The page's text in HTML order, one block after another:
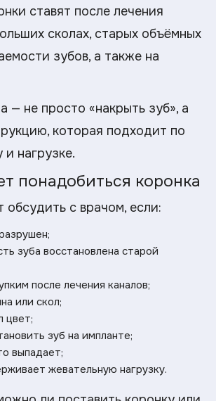
ставят после лечения
сколах, старых объёмных
зубов, а также на
— не просто «накрыть зуб», а
которая подходит по
и нагрузке.
понадобиться коронка
обсудить с врачом, если:
зуба восстановлена старой
после лечения каналов;
или скол;
цвет;
зуб на импланте;
выпадает;
жевательную нагрузку.